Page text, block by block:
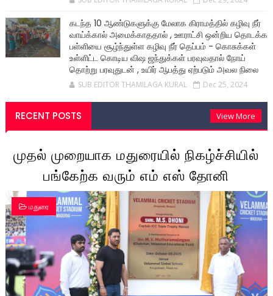
கடந்த 10 ஆண்டுகளுக்கு மேலாக கிராமத்தில் கழிவு நீர்
வாய்க்கால் அமைக்காததால் , ஊராட்சி ஒன்றிய தொடக்க
பள்ளியை சூழ்ந்துள்ள கழிவு நீர் தெப்பம் - கொசுக்கள்
உள்ளிட்ட கொடிய விஷ ஜந்துக்கள் பரவுவதால் நோய்
தொற்று பரவுதுடன் , உயிர் ஆபத்து ஏற்படும் அவல நிலை
SUB EDITOR THAMILAGA KURAL Dec 25, 2024
RECENT POSTS View More
முதல் முறையாக மதுரையில் நிகழ்ச்சியில்
பங்கேற்க வரும் எம் எஸ் தோனி
மதுரை